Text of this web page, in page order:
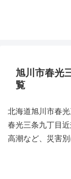
旭川市春光
覧
北海道旭川市春
春光三条九丁目
高潮など、災害別